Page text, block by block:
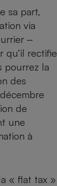
sa part,
via
‒
qu’il rectifie
pourrez la
des
de
une
à
« flat tax »